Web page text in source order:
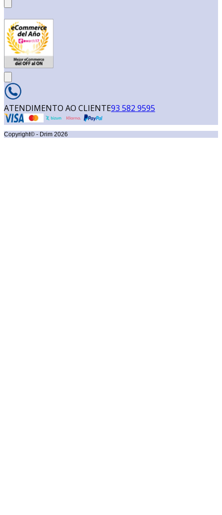
ATENDIMENTO AO CLIENTE93 582 9595
Copyright© - Drim 2026